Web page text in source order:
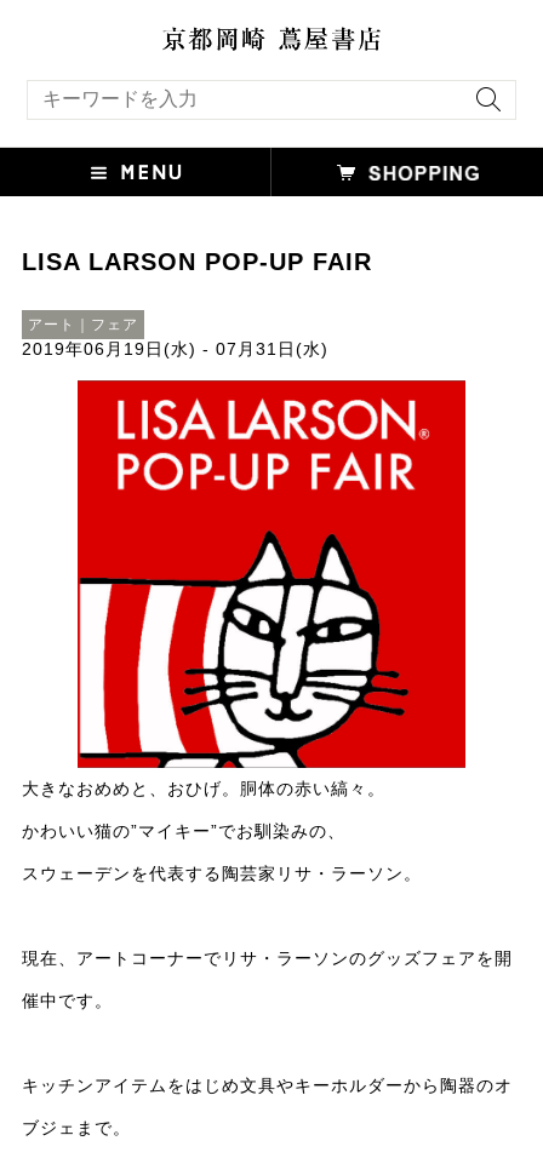
LISA LARSON POP-UP FAIR
アート｜フェア
2019年06月19日(水) - 07月31日(水)
大きなおめめと、おひげ。胴体の赤い縞々。
かわいい猫の”マイキー”でお馴染みの、
スウェーデンを代表する陶芸家リサ・ラーソン。
現在、アートコーナーでリサ・ラーソンのグッズフェアを開
催中です。
キッチンアイテムをはじめ文具やキーホルダーから陶器のオ
ブジェまで。